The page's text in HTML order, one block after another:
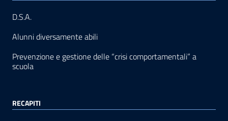
D.S.A.
Alunni diversamente abili
Prevenzione e gestione delle “crisi comportamentali” a
scuola
RECAPITI